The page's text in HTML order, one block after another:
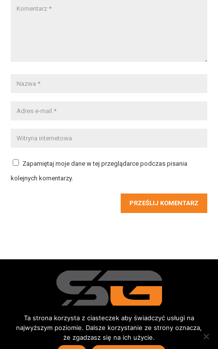
Zapamiętaj moje dane w tej przeglądarce podczas pisania
kolejnych komentarzy.
PRZEŚLIJ KOMENTARZ
Redakcja Kontakt Reklama Do pobrania
Ta strona korzysta z ciasteczek aby świadczyć usługi na
najwyższym poziomie. Dalsze korzystanie ze strony oznacza,
że zgadzasz się na ich użycie.